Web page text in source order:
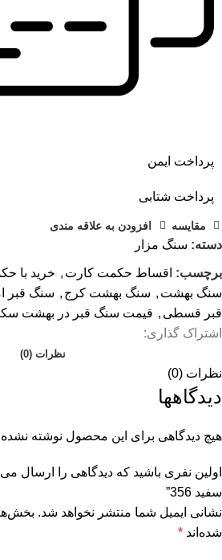
پرداخت ایمن
پرداخت شتابی
مقايسه افزودن به علاقه مندی
دسته: سنگ مزار
برچسب: اقساط حکمت کارت , خرید با
سنگ بهشت , سنگ بهشت کرج , سنگ قبر
قبر قسطی , قیمت سنگ قبر در بهشت
اشتراک گذاری:
نظرات (0)
نظرات (0)
دیدگاهها
هیچ دیدگاهی برای این محصول نوشته
اولین نفری باشید که دیدگاهی را ارسال
سفید 356”
نشانی ایمیل شما منتشر نخواهد شد.
شده‌اند *